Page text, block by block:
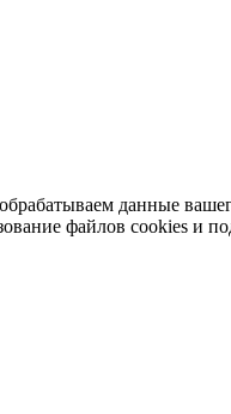
данные
файлов cookies и